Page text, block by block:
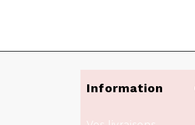
Information